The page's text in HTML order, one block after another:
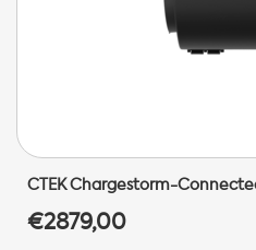
CTEK Chargestorm-
€2879,00